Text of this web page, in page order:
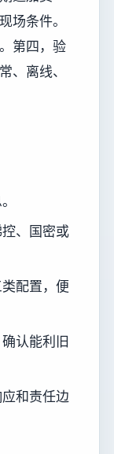
场条件。
第四，验
、离线、
、国密或
配置，便
认能利旧
和责任边